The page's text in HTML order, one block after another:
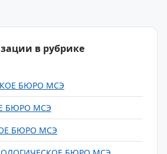
в рубрике
БЮРО МСЭ
БЮРО МСЭ
БЮРО МСЭ